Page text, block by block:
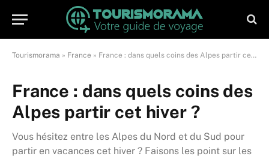
Tourismorama » France » France : dans quels coins des Alpes partir cet hiver ?
France : dans quels coins des
Alpes partir cet hiver ?
Vous hésitez entre les Alpes du Nord et du Sud pour
partir en vacances cet hiver ? Faisons les point sur les